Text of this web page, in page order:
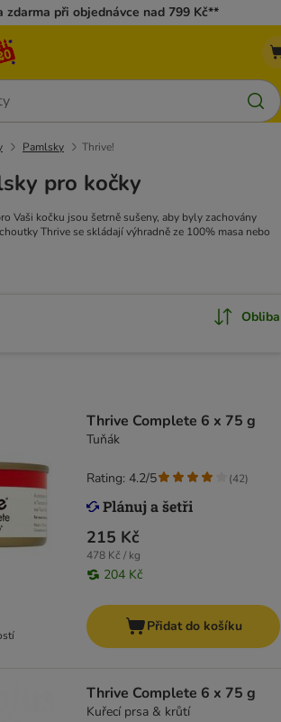
zdarma při objednávce nad 799 Kč**
Pamlsky Thrive!
pro kočky
Vaši kočku jsou šetrně sušeny, aby byly zachovány
Thrive se skládají výhradně ze 100% masa nebo
Obliba
Thrive Complete 6 x 75 g
Tuňák
215 Kč
478 Kč / kg
204 Kč
Rating: 4.2/5 (42)
Přidat do košíku
Thrive Complete 6 x 75 g
Kuřecí prsa & krůtí